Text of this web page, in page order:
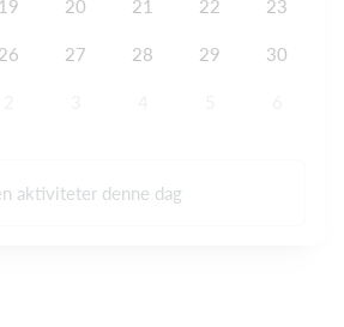
19 20 21 22 23
26 27 28 29 30
aktiviteter denne dag